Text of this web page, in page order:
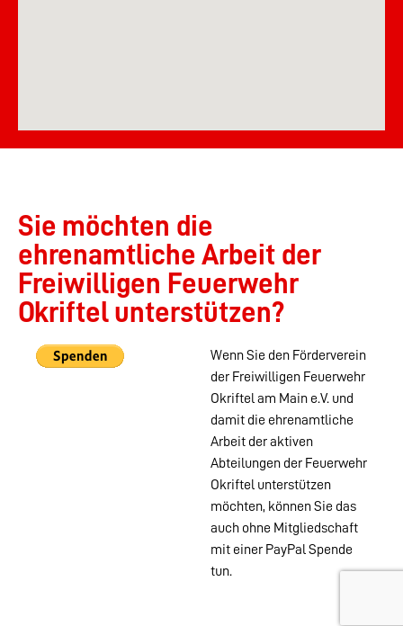
Sie möchten die
ehrenamtliche Arbeit der
Freiwilligen Feuerwehr
Okriftel unterstützen?
Wenn Sie den Förderverein
der Freiwilligen Feuerwehr
Okriftel am Main e.V. und
damit die ehrenamtliche
Arbeit der aktiven
Abteilungen der Feuerwehr
Okriftel unterstützen
möchten, können Sie das
auch ohne Mitgliedschaft
mit einer PayPal Spende
tun.